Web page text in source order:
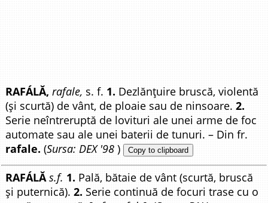
RAFÁLĂ, rafale, s. f. 1. Dezlănțuire bruscă, violentă
(și scurtă) de vânt, de ploaie sau de ninsoare.2.
Serie neîntreruptă de lovituri ale unei arme de foc
automate sau ale unei baterii de tunuri. – Din fr.
rafale. (Sursa: DEX '98 ) Copy to clipboard
RAFÁLĂ s.f. 1. Pală, bătaie de vânt (scurtă, bruscă
și puternică).2. Serie continuă de focuri trase cu o